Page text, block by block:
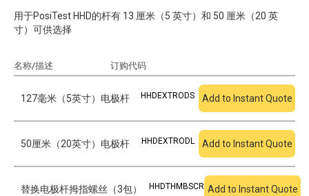
用于PosiTest HHD的杆有 13 厘米（5 英寸）和 50 厘米（20 英
寸）可供选择
名称/描述 订购代码
127毫米（5英寸）电极杆 HHDEXTRODS Add to Instant Quote
50厘米（20英寸）电极杆 HHDEXTRODL Add to Instant Quote
替换电极杆拇指螺丝（3包） HHDTHMBSCR Add to Instant Quote